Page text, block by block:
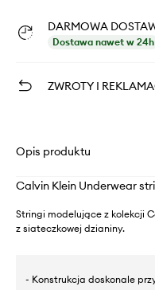
DARMOWA
Dostawa nawet w 24h
ZWROTY I
Opis produktu
Calvin Klein Underwear
Stringi modelujące z kolekcji
z siateczkowej dzianiny.
- Konstrukcja doskonale